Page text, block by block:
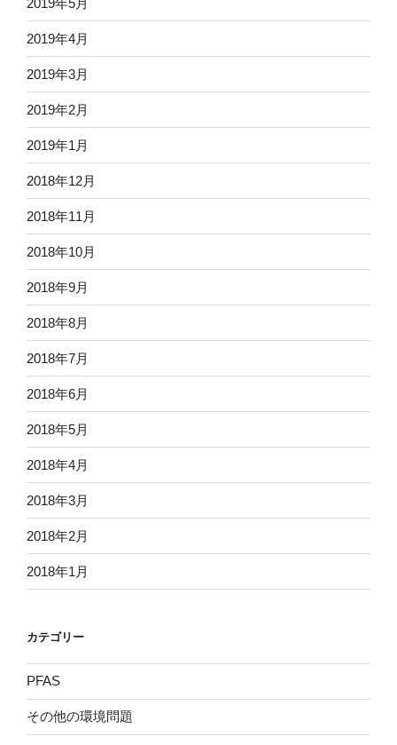
2019年4月
2019年3月
2019年2月
2019年1月
2018年12月
2018年11月
2018年10月
2018年9月
2018年8月
2018年7月
2018年6月
2018年5月
2018年4月
2018年3月
2018年2月
2018年1月
カテゴリー
PFAS
その他の環境問題